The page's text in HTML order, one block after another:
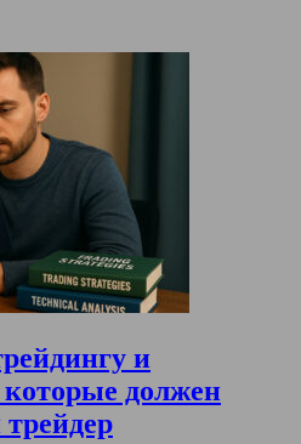
и
должен